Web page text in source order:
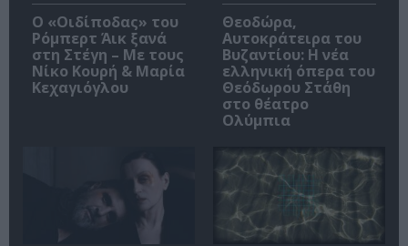
O «Οιδίποδας» του
Ρόμπερτ Άικ ξανά
στη Στέγη – Με τους
Νίκο Κουρή & Μαρία
Κεχαγιόγλου
Θεοδώρα,
Αυτοκράτειρα του
Βυζαντίου: Η νέα
ελληνική όπερα του
Θεόδωρου Στάθη
στο θέατρο
Ολύμπια